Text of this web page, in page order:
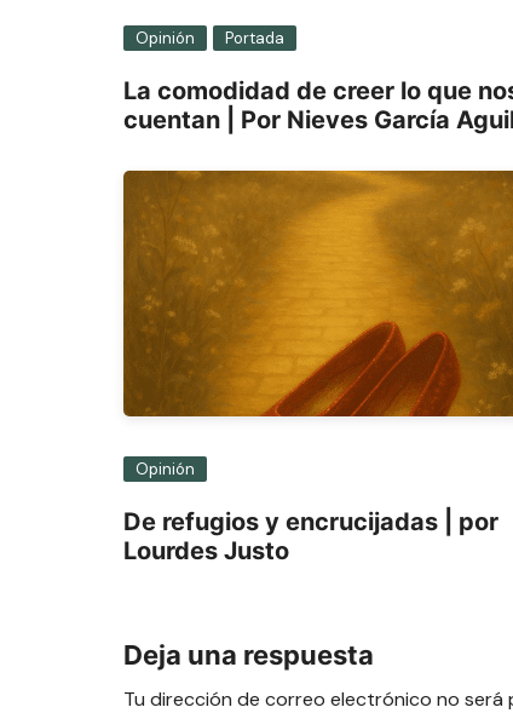
Opinión Portada
La comodidad de creer lo que
cuentan | Por Nieves García
Opinión
De refugios y encrucijadas | por
Lourdes Justo
Deja una respuesta
Tu dirección de correo electrónico no será